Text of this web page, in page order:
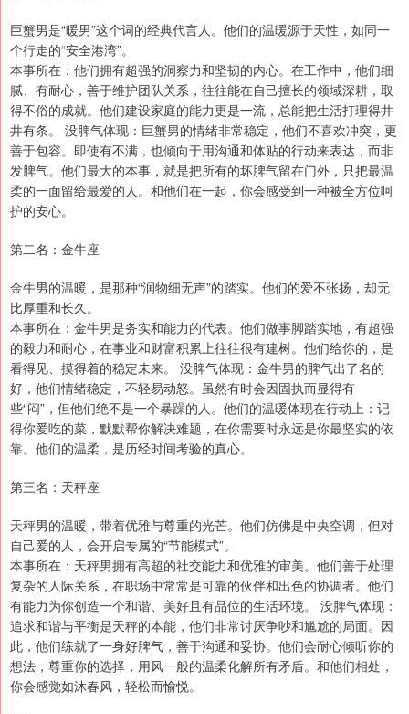
巨蟹男是“暖男”这个词的经典代言人。他们的温暖源于天性，如同一
个行走的“安全港湾”。
本事所在：他们拥有超强的洞察力和坚韧的内心。在工作中，他们细
腻、有耐心，善于维护团队关系，往往能在自己擅长的领域深耕，取
得不俗的成就。他们建设家庭的能力更是一流，总能把生活打理得井
井有条。 没脾气体现：巨蟹男的情绪非常稳定，他们不喜欢冲突，更
善于包容。即使有不满，也倾向于用沟通和体贴的行动来表达，而非
发脾气。他们最大的本事，就是把所有的坏脾气留在门外，只把最温
柔的一面留给最爱的人。和他们在一起，你会感受到一种被全方位呵
护的安心。
第二名：金牛座
金牛男的温暖，是那种“润物细无声”的踏实。他们的爱不张扬，却无
比厚重和长久。
本事所在：金牛男是务实和能力的代表。他们做事脚踏实地，有超强
的毅力和耐心，在事业和财富积累上往往很有建树。他们给你的，是
看得见、摸得着的稳定未来。 没脾气体现：金牛男的脾气出了名的
好，他们情绪稳定，不轻易动怒。虽然有时会因固执而显得有
些“闷”，但他们绝不是一个暴躁的人。他们的温暖体现在行动上：记
得你爱吃的菜，默默帮你解决难题，在你需要时永远是你最坚实的依
靠。他们的温柔，是历经时间考验的真心。
第三名：天秤座
天秤男的温暖，带着优雅与尊重的光芒。他们仿佛是中央空调，但对
自己爱的人，会开启专属的“节能模式”。
本事所在：天秤男拥有高超的社交能力和优雅的审美。他们善于处理
复杂的人际关系，在职场中常常是可靠的伙伴和出色的协调者。他们
有能力为你创造一个和谐、美好且有品位的生活环境。 没脾气体现：
追求和谐与平衡是天秤的本能，他们非常讨厌争吵和尴尬的局面。因
此，他们练就了一身好脾气，善于沟通和妥协。他们会耐心倾听你的
想法，尊重你的选择，用风一般的温柔化解所有矛盾。和他们相处，
你会感觉如沐春风，轻松而愉悦。